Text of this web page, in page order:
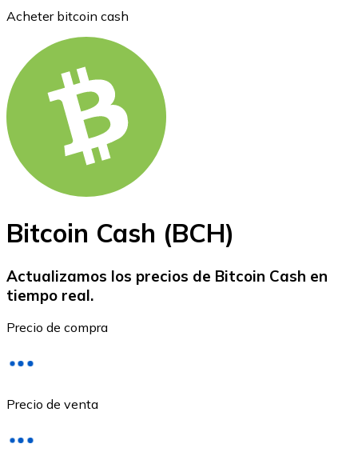
Bitcoin
BTC
Ethereum
ETH
Acheter bitcoin cash
Bitcoin Cash (BCH)
Actualizamos los precios de Bitcoin Cash en
tiempo real.
Precio de compra
Precio de venta